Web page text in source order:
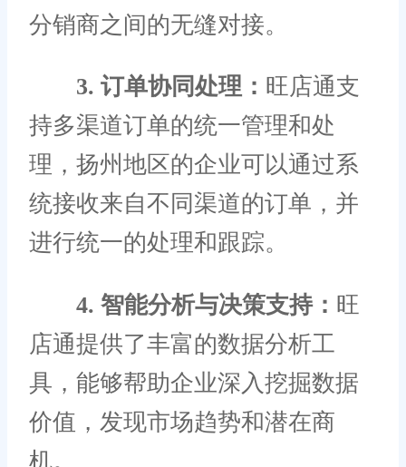
分销商之间的无缝对接。
3. 订单协同处理： 旺店通支
持多渠道订单的统一管理和处
理，扬州地区的企业可以通过系
统接收来自不同渠道的订单，并
进行统一的处理和跟踪。
4. 智能分析与决策支持： 旺
店通提供了丰富的数据分析工
具，能够帮助企业深入挖掘数据
价值，发现市场趋势和潜在商
机。